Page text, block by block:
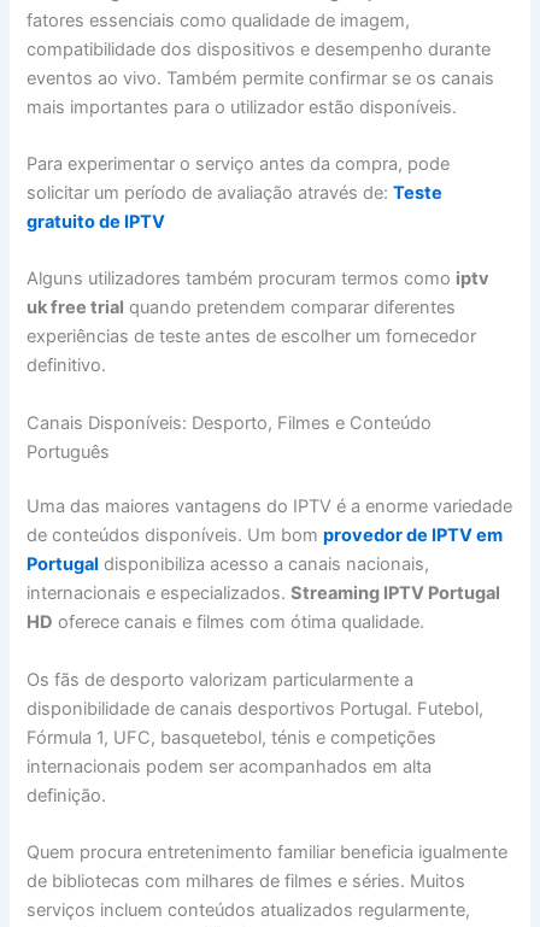
fatores essenciais como qualidade de imagem,
compatibilidade dos dispositivos e desempenho durante
eventos ao vivo. Também permite confirmar se os canais
mais importantes para o utilizador estão disponíveis.
Para experimentar o serviço antes da compra, pode
solicitar um período de avaliação através de:Teste
gratuito de IPTV
Alguns utilizadores também procuram termos como iptv
uk free trial quando pretendem comparar diferentes
experiências de teste antes de escolher um fornecedor
definitivo.
Canais Disponíveis: Desporto, Filmes e Conteúdo
Português
Uma das maiores vantagens do IPTV é a enorme variedade
de conteúdos disponíveis. Um bomprovedor de IPTV em
Portugal disponibiliza acesso a canais nacionais,
internacionais e especializados.Streaming IPTV Portugal
HD oferece canais e filmes com ótima qualidade.
Os fãs de desporto valorizam particularmente a
disponibilidade de canais desportivos Portugal. Futebol,
Fórmula 1, UFC, basquetebol, ténis e competições
internacionais podem ser acompanhados em alta
definição.
Quem procura entretenimento familiar beneficia igualmente
de bibliotecas com milhares de filmes e séries. Muitos
serviços incluem conteúdos atualizados regularmente,